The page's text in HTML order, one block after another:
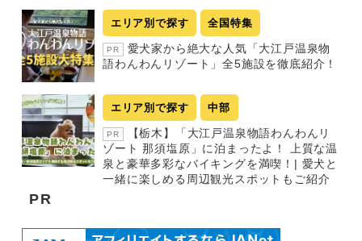
エリア別で探す 全国特集
PR
愛犬家から絶大な人気「大江戸温泉物
語わんわんリゾート」全5施設を徹底紹介！
エリア別で探す 中部
PR
【栃木】「大江戸温泉物語わんわんリ
ゾート 那須塩原」に泊まったよ！ 上質な温
泉と豪華多彩なバイキングを満喫！| 愛犬と
一緒に楽しめる周辺観光スポットもご紹介
PR